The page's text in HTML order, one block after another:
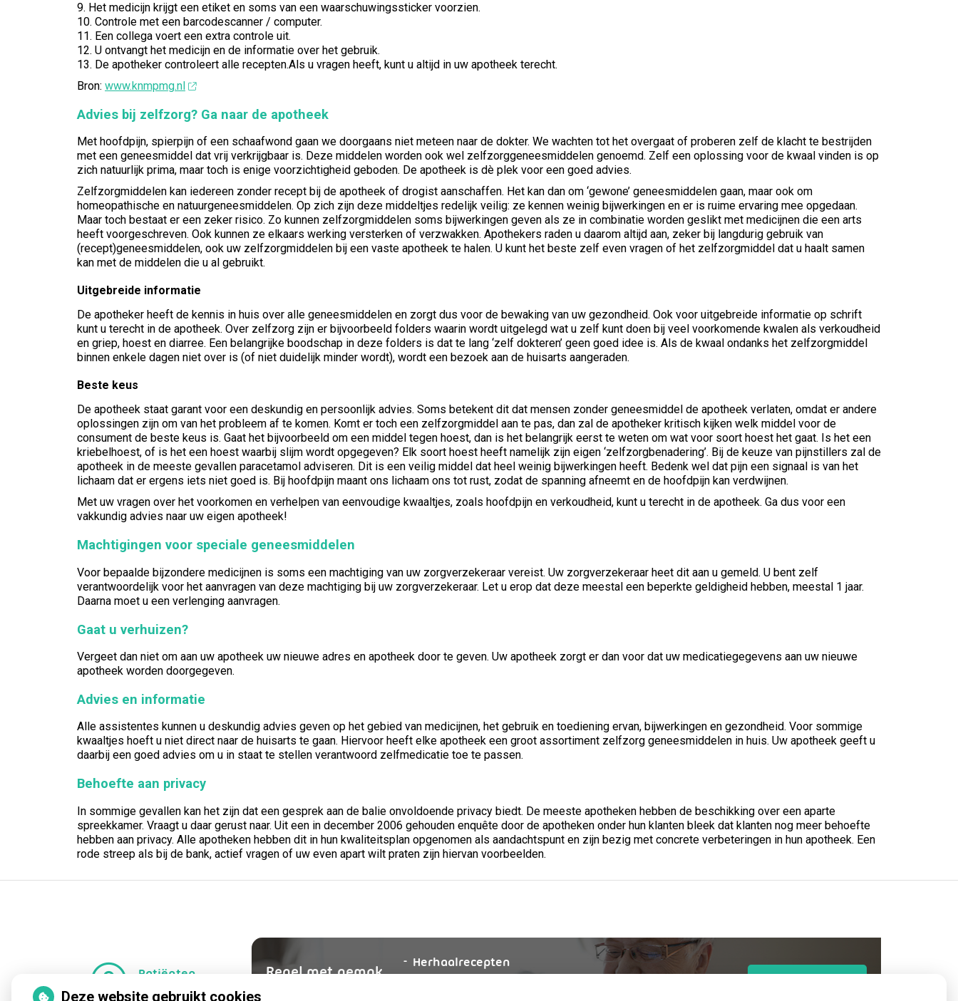
9. Het medicijn krijgt een etiket en soms van een waarschuwingssticker voorzien.
10. Controle met een barcodescanner / computer.
11. Een collega voert een extra controle uit.
12. U ontvangt het medicijn en de informatie over het gebruik.
13. De apotheker controleert alle recepten.Als u vragen heeft, kunt u altijd in uw apotheek terecht.
Bron: www.knmpmg.nl
Advies bij zelfzorg? Ga naar de apotheek
Met hoofdpijn, spierpijn of een schaafwond gaan we doorgaans niet meteen naar de dokter. We wachten tot het overgaat of proberen zelf de klacht te bestrijden
met een geneesmiddel dat vrij verkrijgbaar is. Deze middelen worden ook wel zelfzorggeneesmiddelen genoemd. Zelf een oplossing voor de kwaal vinden is op
zich natuurlijk prima, maar toch is enige voorzichtigheid geboden. De apotheek is dè plek voor een goed advies.
Zelfzorgmiddelen kan iedereen zonder recept bij de apotheek of drogist aanschaffen. Het kan dan om ‘gewone’ geneesmiddelen gaan, maar ook om
homeopathische en natuurgeneesmiddelen. Op zich zijn deze middeltjes redelijk veilig: ze kennen weinig bijwerkingen en er is ruime ervaring mee opgedaan.
Maar toch bestaat er een zeker risico. Zo kunnen zelfzorgmiddelen soms bijwerkingen geven als ze in combinatie worden geslikt met medicijnen die een arts
heeft voorgeschreven. Ook kunnen ze elkaars werking versterken of verzwakken. Apothekers raden u daarom altijd aan, zeker bij langdurig gebruik van
(recept)geneesmiddelen, ook uw zelfzorgmiddelen bij een vaste apotheek te halen. U kunt het beste zelf even vragen of het zelfzorgmiddel dat u haalt samen
kan met de middelen die u al gebruikt.
Uitgebreide informatie
De apotheker heeft de kennis in huis over alle geneesmiddelen en zorgt dus voor de bewaking van uw gezondheid. Ook voor uitgebreide informatie op schrift
kunt u terecht in de apotheek. Over zelfzorg zijn er bijvoorbeeld folders waarin wordt uitgelegd wat u zelf kunt doen bij veel voorkomende kwalen als verkoudheid
en griep, hoest en diarree. Een belangrijke boodschap in deze folders is dat te lang ‘zelf dokteren’ geen goed idee is. Als de kwaal ondanks het zelfzorgmiddel
binnen enkele dagen niet over is (of niet duidelijk minder wordt), wordt een bezoek aan de huisarts aangeraden.
Beste keus
De apotheek staat garant voor een deskundig en persoonlijk advies. Soms betekent dit dat mensen zonder geneesmiddel de apotheek verlaten, omdat er andere
oplossingen zijn om van het probleem af te komen. Komt er toch een zelfzorgmiddel aan te pas, dan zal de apotheker kritisch kijken welk middel voor de
consument de beste keus is. Gaat het bijvoorbeeld om een middel tegen hoest, dan is het belangrijk eerst te weten om wat voor soort hoest het gaat. Is het een
kriebelhoest, of is het een hoest waarbij slijm wordt opgegeven? Elk soort hoest heeft namelijk zijn eigen ‘zelfzorgbenadering’. Bij de keuze van pijnstillers zal de
apotheek in de meeste gevallen paracetamol adviseren. Dit is een veilig middel dat heel weinig bijwerkingen heeft. Bedenk wel dat pijn een signaal is van het
lichaam dat er ergens iets niet goed is. Bij hoofdpijn maant ons lichaam ons tot rust, zodat de spanning afneemt en de hoofdpijn kan verdwijnen.
Met uw vragen over het voorkomen en verhelpen van eenvoudige kwaaltjes, zoals hoofdpijn en verkoudheid, kunt u terecht in de apotheek. Ga dus voor een
vakkundig advies naar uw eigen apotheek!
Machtigingen voor speciale geneesmiddelen
Voor bepaalde bijzondere medicijnen is soms een machtiging van uw zorgverzekeraar vereist. Uw zorgverzekeraar heet dit aan u gemeld. U bent zelf
verantwoordelijk voor het aanvragen van deze machtiging bij uw zorgverzekeraar. Let u erop dat deze meestal een beperkte geldigheid hebben, meestal 1 jaar.
Daarna moet u een verlenging aanvragen.
Gaat u verhuizen?
Vergeet dan niet om aan uw apotheek uw nieuwe adres en apotheek door te geven. Uw apotheek zorgt er dan voor dat uw medicatiegegevens aan uw nieuwe
apotheek worden doorgegeven.
Advies en informatie
Alle assistentes kunnen u deskundig advies geven op het gebied van medicijnen, het gebruik en toediening ervan, bijwerkingen en gezondheid. Voor sommige
kwaaltjes hoeft u niet direct naar de huisarts te gaan. Hiervoor heeft elke apotheek een groot assortiment zelfzorg geneesmiddelen in huis. Uw apotheek geeft u
daarbij een goed advies om u in staat te stellen verantwoord zelfmedicatie toe te passen.
Behoefte aan privacy
In sommige gevallen kan het zijn dat een gesprek aan de balie onvoldoende privacy biedt. De meeste apotheken hebben de beschikking over een aparte
spreekkamer. Vraagt u daar gerust naar. Uit een in december 2006 gehouden enquête door de apotheken onder hun klanten bleek dat klanten nog meer behoefte
hebben aan privacy. Alle apotheken hebben dit in hun kwaliteitsplan opgenomen als aandachtspunt en zijn bezig met concrete verbeteringen in hun apotheek. Een
rode streep als bij de bank, actief vragen of uw even apart wilt praten zijn hiervan voorbeelden.
Patiënten
Regel met gemak
Herhaalrecepten
Deze website gebruikt cookies